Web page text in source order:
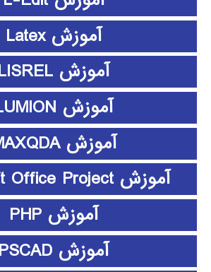
آموزش Latex
آموزش LISREL
آموزش LUMION
آموزش MAXQDA
آموزش Microsoft Office Project
آموزش PHP
آموزش PSCAD